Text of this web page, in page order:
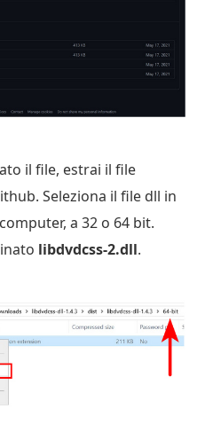
il file, estrai il file
Seleziona il file dll in
a 32 o 64 bit.
libdvdcss-2.dll.